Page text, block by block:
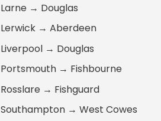
Larne → Douglas
Lerwick → Aberdeen
Liverpool → Douglas
Portsmouth → Fishbourne
Rosslare → Fishguard
Southampton → West Cowes